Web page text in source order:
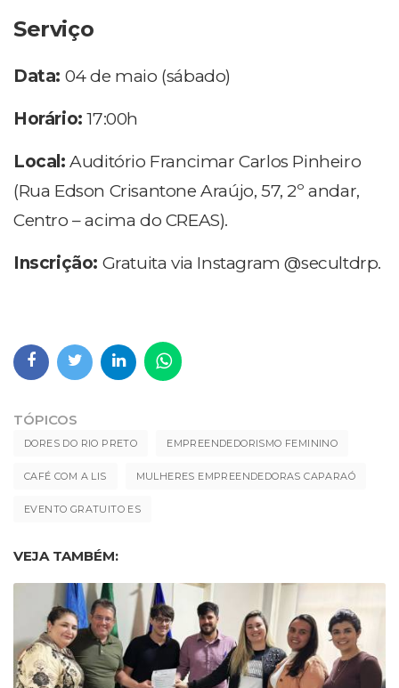
Serviço
Data: 04 de maio (sábado)
Horário: 17:00h
Local: Auditório Francimar Carlos Pinheiro
(Rua Edson Crisantone Araújo, 57, 2º andar,
Centro – acima do CREAS).
Inscrição: Gratuita via Instagram @secultdrp.
TÓPICOS
DORES DO RIO PRETO EMPREENDEDORISMO FEMININO
CAFÉ COM A LIS MULHERES EMPREENDEDORAS CAPARAÓ
EVENTO GRATUITO ES
VEJA TAMBÉM: